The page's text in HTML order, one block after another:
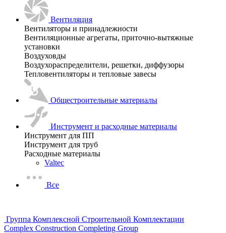
Вентиляция
Вентиляторы и принадлежности
Вентиляционные агрегаты, приточно-вытяжные
установки
Воздуховды
Воздухораспределители, решетки, диффузоры
Тепловентиляторы и тепловые завесы
Общестроительные материалы
Инструмент и расходные материалы
Инструмент для ПП
Инструмент для труб
Расходные материалы
Valtec
Все
Группа Комплексной Строительной Комплектации
Complex Construction Completing Group